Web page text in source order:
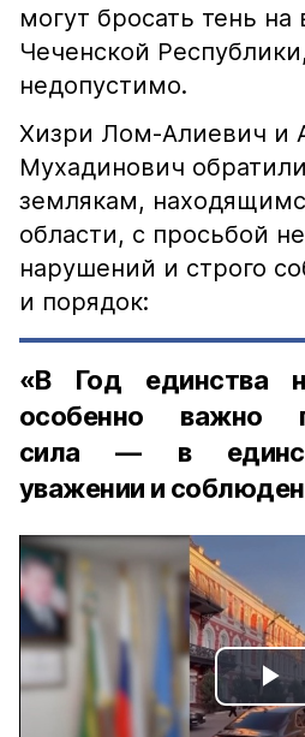
могут бросать тень на
Чеченской
недопустимо.
Хизри Лом-Алиевич и
Мухадинович
землякам,
области, с просьбой
нарушений и строго
и порядок:
«В Год единства
особенно важно
сила — в
уважении и